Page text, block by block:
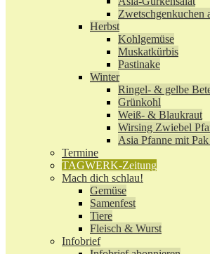
Zwetschgenkuchen
Herbst
Kohlgemüse
Muskatkürbis
Pastinake
Winter
Ringel- & gelbe
Grünkohl
Weiß- & Blaukraut
Wirsing Zwiebel
Asia Pfanne mit
Termine
TAGWERK-Zeitung
Mach dich schlau!
Gemüse
Samenfest
Tiere
Fleisch & Wurst
Infobrief